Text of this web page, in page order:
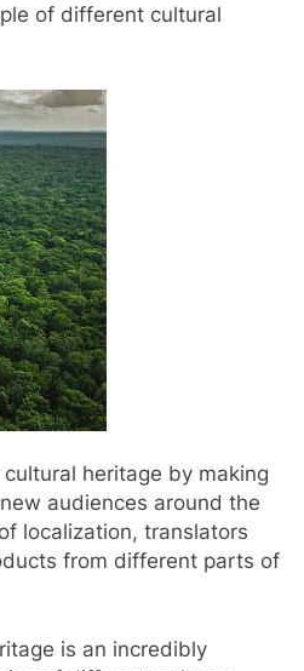
of different cultural
heritage by making
audiences around the
localization, translators
from different parts of
is an incredibly